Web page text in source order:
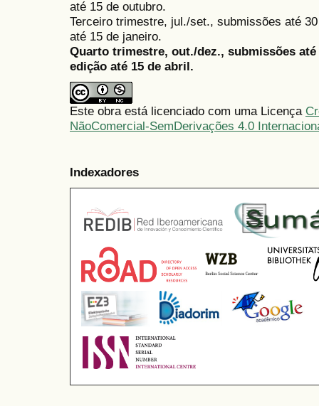
até 15 de outubro.
Terceiro trimestre, jul./set., submissões até
até 15 de janeiro.
Quarto trimestre, out./dez., submissões
edição até 15 de abril.
Este obra está licenciado com uma Licença
NãoComercial-SemDerivações 4.0
Indexadores